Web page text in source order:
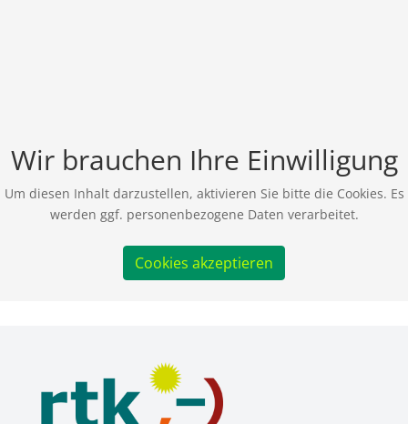
Wir brauchen Ihre Einwilligung
Um diesen Inhalt darzustellen, aktivieren Sie bitte die Cookies. Es
werden ggf. personenbezogene Daten verarbeitet.
Cookies akzeptieren